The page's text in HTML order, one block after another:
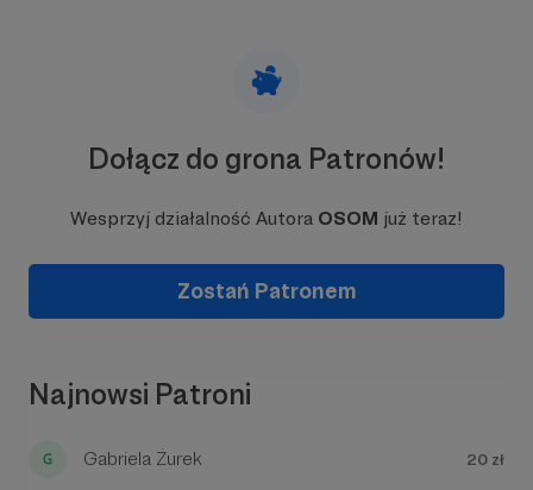
że podstawą do zdobycia świetnego tatuażu jest
strony" - czyli artystów, którzy tę dziarę będą
Dołącz do grona Patronów!
Wesprzyj działalność Autora OSOM już teraz!
Zostań Patronem
Najnowsi Patroni
Gabriela Żurek 20 zł